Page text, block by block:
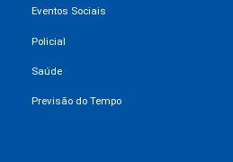
Eventos Sociais
Policial
Saúde
Previsão do Tempo